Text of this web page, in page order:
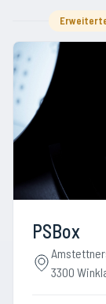
PSBox
3300